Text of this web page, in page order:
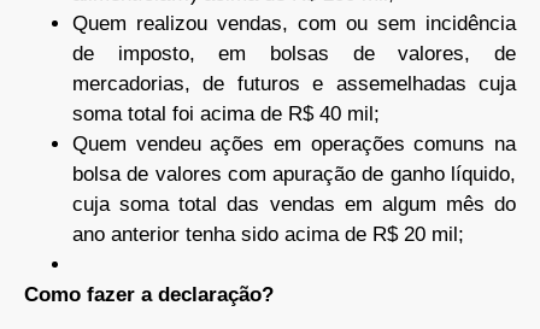
Quem realizou vendas, com ou sem incidência
de imposto, em bolsas de valores, de
mercadorias, de futuros e assemelhadas cuja
soma total foi acima de R$ 40 mil;
Quem vendeu ações em operações comuns na
bolsa de valores com apuração de ganho líquido,
cuja soma total das vendas em algum mês do
ano anterior tenha sido acima de R$ 20 mil;
Como fazer a declaração?